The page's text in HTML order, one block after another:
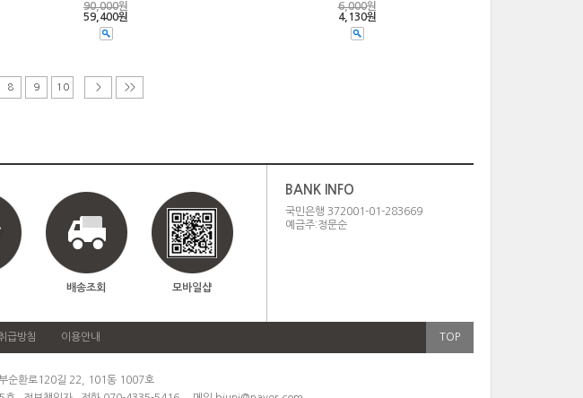
90,000원
59,400원
6,000원
4,130원
8 9 10 > >>
배송조회 모바일샵
BANK INFO
국민은행 372001-01-283669
예금주:정문순
급방침 이용안내 TOP
순환로120길 22, 101동 1007호